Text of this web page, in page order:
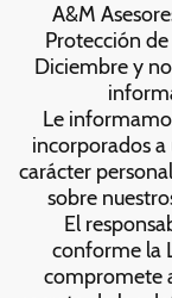
A&M
Protección
Diciembre y
Le
incorporados
carácter
sobre
El
conforme la
compromete